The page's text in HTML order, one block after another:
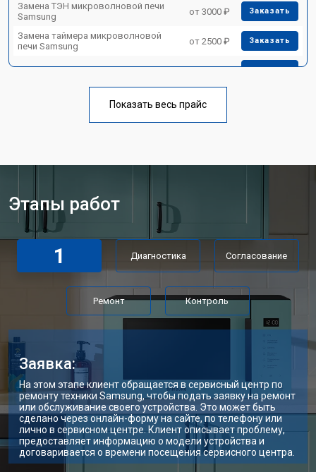
Замена ТЭН микроволновой печи
Samsung
от 3000 ₽ Заказать
Замена таймера микроволновой
печи Samsung
от 2500 ₽ Заказать
Замена конденсатора от 3500 ₽ Заказать
от 4500 ₽
Показать весь прайс
Этапы работ
1 Диагностика Согласование
Ремонт Контроль
Заявка:
На этом этапе клиент обращается в сервисный центр по
ремонту техники Samsung, чтобы подать заявку на ремонт
или обслуживание своего устройства. Это может быть
сделано через онлайн-форму на сайте, по телефону или
лично в сервисном центре. Клиент описывает проблему,
предоставляет информацию о модели устройства и
договаривается о времени посещения сервисного центра.